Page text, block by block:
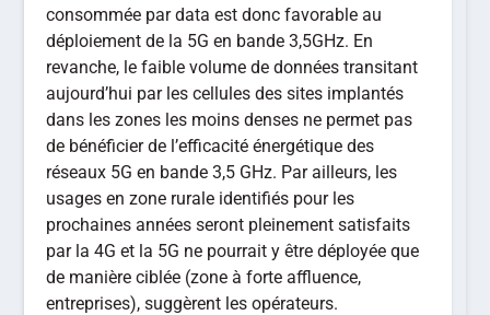
consommée par data est donc favorable au
déploiement de la 5G en bande 3,5GHz. En
revanche, le faible volume de données transitant
aujourd’hui par les cellules des sites implantés
dans les zones les moins denses ne permet pas
de bénéficier de l’efficacité énergétique des
réseaux 5G en bande 3,5 GHz. Par ailleurs, les
usages en zone rurale identifiés pour les
prochaines années seront pleinement satisfaits
par la 4G et la 5G ne pourrait y être déployée que
de manière ciblée (zone à forte affluence,
entreprises), suggèrent les opérateurs.